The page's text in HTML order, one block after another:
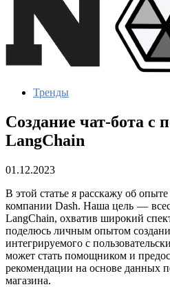
Тренды
Создание чат-бота
LangChain
01.12.2023
В этой статье я расскажу об
компании Dash. Наша цель —
LangChain, охватив широкий
поделюсь личным опытом
интегрируемого с
может стать помощником и
рекомендации на основе данных
магазина.